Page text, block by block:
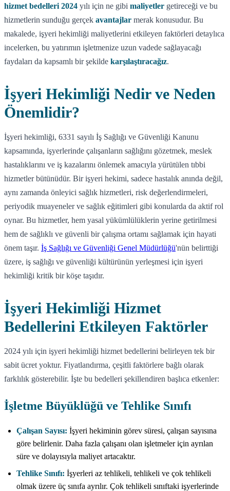
hizmet bedelleri 2024 yılı için ne gibi maliyetler getireceği ve bu
hizmetlerin sunduğu gerçek avantajlar merak konusudur. Bu
makalede, işyeri hekimliği maliyetlerini etkileyen faktörleri detaylıca
incelerken, bu yatırımın işletmenize uzun vadede sağlayacağı
faydaları da kapsamlı bir şekilde karşılaştıracağız.
İşyeri Hekimliği Nedir ve Neden
Önemlidir?
İşyeri hekimliği, 6331 sayılı İş Sağlığı ve Güvenliği Kanunu
kapsamında, işyerlerinde çalışanların sağlığını gözetmek, meslek
hastalıklarını ve iş kazalarını önlemek amacıyla yürütülen tıbbi
hizmetler bütünüdür. Bir işyeri hekimi, sadece hastalık anında değil,
aynı zamanda önleyici sağlık hizmetleri, risk değerlendirmeleri,
periyodik muayeneler ve sağlık eğitimleri gibi konularda da aktif rol
oynar. Bu hizmetler, hem yasal yükümlülüklerin yerine getirilmesi
hem de sağlıklı ve güvenli bir çalışma ortamı sağlamak için hayati
önem taşır. İş Sağlığı ve Güvenliği Genel Müdürlüğü'nün belirttiği
üzere, iş sağlığı ve güvenliği kültürünün yerleşmesi için işyeri
hekimliği kritik bir köşe taşıdır.
İşyeri Hekimliği Hizmet
Bedellerini Etkileyen Faktörler
2024 yılı için işyeri hekimliği hizmet bedellerini belirleyen tek bir
sabit ücret yoktur. Fiyatlandırma, çeşitli faktörlere bağlı olarak
farklılık gösterebilir. İşte bu bedelleri şekillendiren başlıca etkenler:
İşletme Büyüklüğü ve Tehlike Sınıfı
Çalışan Sayısı: İşyeri hekiminin görev süresi, çalışan sayısına
göre belirlenir. Daha fazla çalışanı olan işletmeler için ayrılan
süre ve dolayısıyla maliyet artacaktır.
Tehlike Sınıfı: İşyerleri az tehlikeli, tehlikeli ve çok tehlikeli
olmak üzere üç sınıfa ayrılır. Çok tehlikeli sınıftaki işyerlerinde